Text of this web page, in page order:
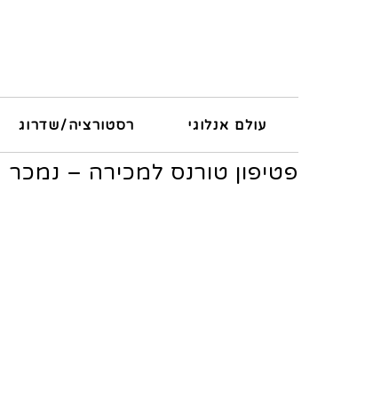
עולם אנלוגי רסטורציה/שדרוג
פטיפון טורנס למכירה – נמכר